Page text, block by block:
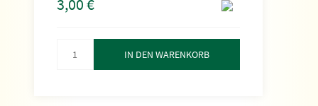
3,00€
IN DEN WARENKORB